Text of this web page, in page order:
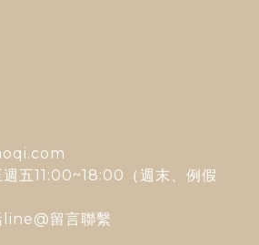
五11:00~18:00（週末、例假
line@留言聯繫